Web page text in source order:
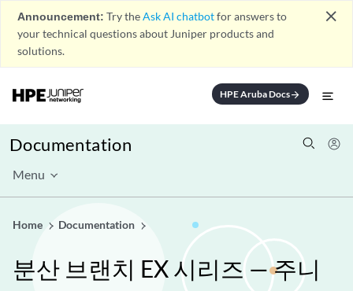
Announcement: Try theAsk AI chatbotfor answers to
your technical questions about Juniper products and
solutions.
close
HPE Aruba Docsarrow_forward
Documentation
Menu
Home Documentation
분산 브랜치 EX 시리즈 — 주니